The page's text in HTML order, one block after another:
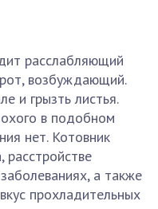
расслабляющий
возбуждающий.
и грызть листья.
в подобном
нет. Котовник
расстройстве
а также
прохладительных